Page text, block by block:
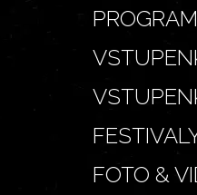
PROGRAM
FOTO &